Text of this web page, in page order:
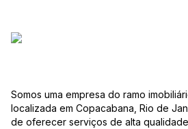
Somos uma empresa do ramo
localizada em Copacabana, Rio de
de oferecer serviços de alta